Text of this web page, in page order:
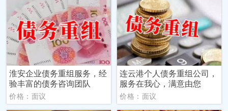
淮安企业债务重组服务，经
验丰富的债务咨询团队
价格：面议
连云港个人债务重组公司，
服务在我心，满意由您
价格：面议